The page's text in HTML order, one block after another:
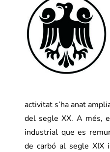
activitat s’ha anat
del segle XX. A més,
industrial que es
de carbó al segle XIX